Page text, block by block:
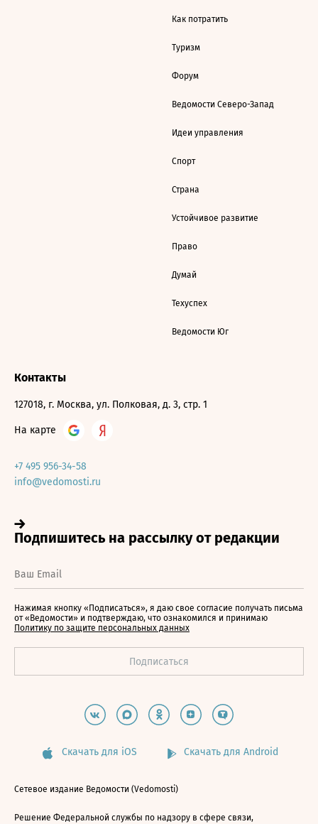
Как потратить
Туризм
Форум
Ведомости Северо-Запад
Идеи управления
Спорт
Страна
Устойчивое развитие
Право
Думай
Техуспех
Ведомости Юг
Контакты
127018, г. Москва, ул. Полковая, д. 3, стр. 1
На карте
+7 495 956-34-58
info@vedomosti.ru
Нажимая кнопку «Подписаться», я даю свое согласие получать письма
от «Ведомости» и подтверждаю, что ознакомился и принимаю
Политику по защите персональных данных
Скачать для iOS Скачать для Android
Сетевое издание Ведомости (Vedomosti)
Решение Федеральной службы по надзору в сфере связи,